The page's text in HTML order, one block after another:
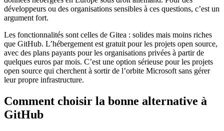
développeurs ou des organisations sensibles à ces questions, c’est un
argument fort.
Les fonctionnalités sont celles de Gitea : solides mais moins riches
que GitHub. L’hébergement est gratuit pour les projets open source,
avec des plans payants pour les organisations privées à partir de
quelques euros par mois. C’est une option sérieuse pour les projets
open source qui cherchent à sortir de l’orbite Microsoft sans gérer
leur propre infrastructure.
Comment choisir la bonne alternative à
GitHub